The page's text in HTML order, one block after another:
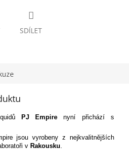
SDÍLET
PJ Empire nyní přichází s
jsou vyrobeny z nejkvalitnějších
v Rakousku